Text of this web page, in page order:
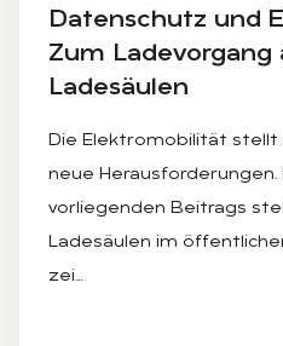
Da­ten­schutz und
Zum
La­de­säu­len
Die Elektromobilität
neue Herausforderungen.
vorliegenden Beitrags
Ladesäulen im
zei…